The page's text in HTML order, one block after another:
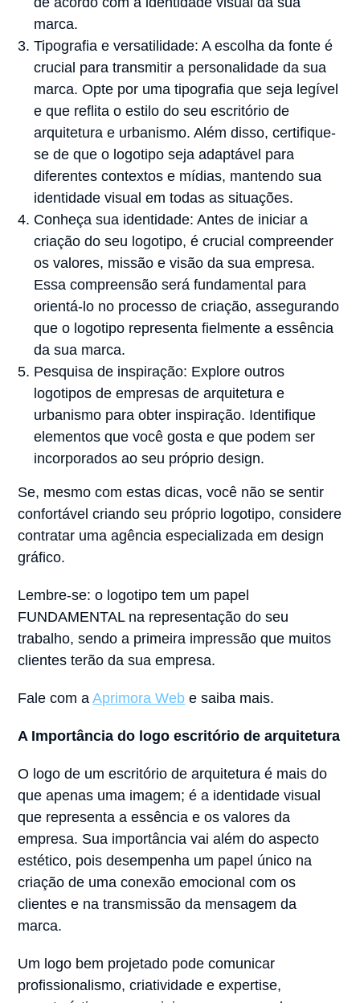
marca.
Tipografia e versatilidade: A escolha da fonte é
crucial para transmitir a personalidade da sua
marca. Opte por uma tipografia que seja legível
e que reflita o estilo do seu escritório de
arquitetura e urbanismo. Além disso, certifique-
se de que o logotipo seja adaptável para
diferentes contextos e mídias, mantendo sua
identidade visual em todas as situações.
Conheça sua identidade: Antes de iniciar a
criação do seu logotipo, é crucial compreender
os valores, missão e visão da sua empresa.
Essa compreensão será fundamental para
orientá-lo no processo de criação, assegurando
que o logotipo representa fielmente a essência
da sua marca.
Pesquisa de inspiração: Explore outros
logotipos de empresas de arquitetura e
urbanismo para obter inspiração. Identifique
elementos que você gosta e que podem ser
incorporados ao seu próprio design.
Se, mesmo com estas dicas, você não se sentir
confortável criando seu próprio logotipo, considere
contratar uma agência especializada em design
gráfico.
Lembre-se: o logotipo tem um papel
FUNDAMENTAL na representação do seu
trabalho, sendo a primeira impressão que muitos
clientes terão da sua empresa.
Fale com aAprimora Web e saiba mais.
A Importância do logo escritório de arquitetura
O logo de um escritório de arquitetura é mais do
que apenas uma imagem; é a identidade visual
que representa a essência e os valores da
empresa. Sua importância vai além do aspecto
estético, pois desempenha um papel único na
criação de uma conexão emocional com os
clientes e na transmissão da mensagem da
marca.
Um logo bem projetado pode comunicar
profissionalismo, criatividade e expertise,